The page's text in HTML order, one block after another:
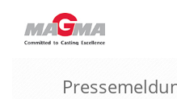
MAGMA Europa,